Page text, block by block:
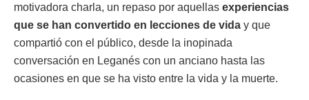
motivadora charla, un repaso por aquellas experiencias
que se han convertido en lecciones de vida y que
compartió con el público, desde la inopinada
conversación en Leganés con un anciano hasta las
ocasiones en que se ha visto entre la vida y la muerte.